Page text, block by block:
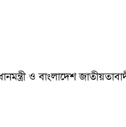
ও বাংলাদেশ